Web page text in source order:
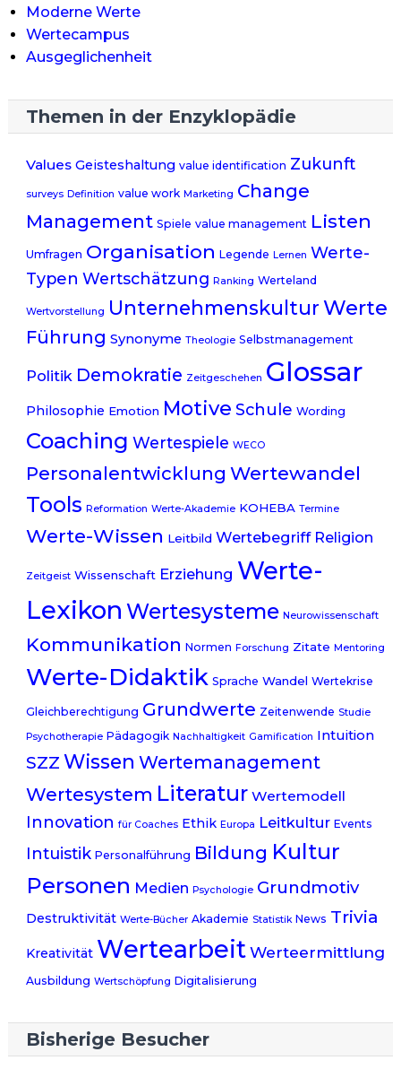
Moderne Werte
Wertecampus
Ausgeglichenheit
Themen in der Enzyklopädie
Values Geisteshaltung value identification Zukunft
surveys Definition value work Marketing Change
Management Spiele value management Listen
Umfragen Organisation Legende Lernen Werte-
Typen Wertschätzung Ranking Werteland
Wertvorstellung UnternehmenskulturWerte
Führung Synonyme Theologie Selbstmanagement
Politik Demokratie Zeitgeschehen Glossar
Philosophie Emotion Motive Schule Wording
Coaching Wertespiele WECO
Personalentwicklung Wertewandel
Tools Reformation Werte-Akademie KOHEBA Termine
Werte-Wissen Leitbild Wertebegriff Religion
Zeitgeist Wissenschaft Erziehung Werte-
Lexikon Wertesysteme Neurowissenschaft
Kommunikation Normen Forschung Zitate Mentoring
Werte-Didaktik Sprache Wandel Wertekrise
Gleichberechtigung Grundwerte Zeitenwende Studie
Psychotherapie Pädagogik Nachhaltigkeit Gamification Intuition
SZZ Wissen Wertemanagement
Wertesystem Literatur Wertemodell
Innovation für Coaches Ethik Europa Leitkultur Events
Intuistik Personalführung Bildung Kultur
Personen Medien Psychologie Grundmotiv
Destruktivität Werte-Bücher Akademie Statistik News Trivia
Kreativität WertearbeitWerteermittlung
Ausbildung Wertschöpfung Digitalisierung
Bisherige Besucher